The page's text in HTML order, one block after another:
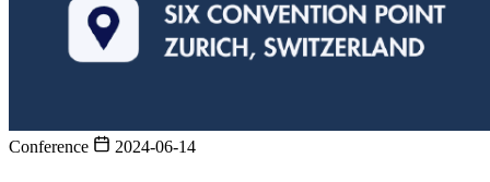
Conference 2024-06-14